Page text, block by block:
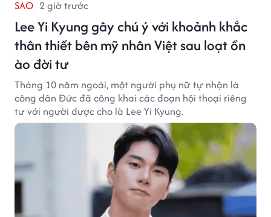
SAO 2 giờ trước
Lee Yi Kyung gây chú ý với khoảnh khắc
thân thiết bên mỹ nhân Việt sau loạt ồn
ào đời tư
Tháng 10 năm ngoái, một người phụ nữ tự nhận là
công dân Đức đã công khai các đoạn hội thoại riêng
tư với người được cho là Lee Yi Kyung.